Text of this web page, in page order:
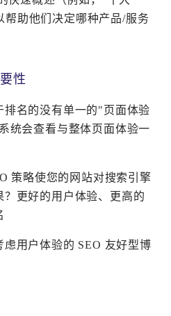
帮助他们决定哪种产品/服务
性
排名的没有单一的"页面体验
统会查看与整体页面体验一
策略使您的网站对搜索引擎
更好的用户体验、更高的
用户体验的 SEO 友好型博